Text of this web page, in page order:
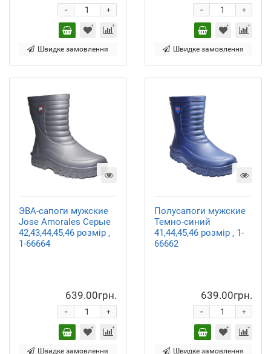
+
-
Швидке замовлення
+
-
Швидке замовлення
ЭВА-сапоги мужские
Jose Amorales Серые
42,43,44,45,46 розмір ,
1-66664
639.00грн.
+
-
Швидке замовлення
Полусапоги мужские
Темно-синий
41,44,45,46 розмір , 1-
66662
639.00грн.
+
-
Швидке замовлення